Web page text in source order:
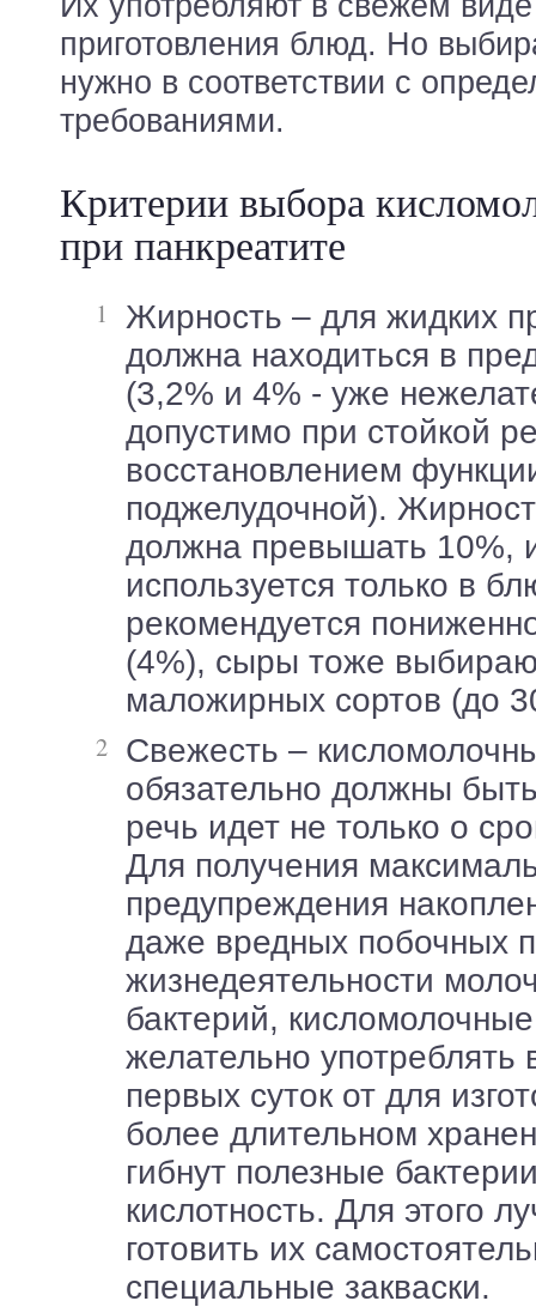
приготовления блюд. Но
нужно в соответствии с
требованиями.
Критерии выбора
при панкреатите
Жирность – для жидких продуктов она
должна находиться в
(3,2% и 4% - уже
допустимо при стойкой
восстановлением
поджелудочной).
должна превышать 10%,
используется только в
рекомендуется
(4%), сыры тоже
маложирных сортов (до
Свежесть – кисломолочные продукты
обязательно должны
речь идет не только о
Для получения
предупреждения
даже вредных побочных
жизнедеятельности
бактерий,
желательно употреблять
первых суток от для
более длительном
гибнут полезные
кислотность. Для этого
готовить их
специальные закваски.